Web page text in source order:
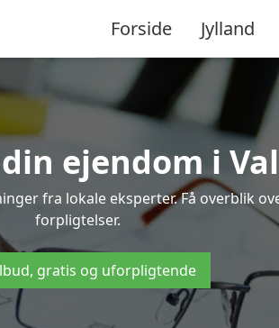
Forside Jylland
ejendom i
fra lokale eksperter. Få overblik
forpligtelser.
gratis og uforpligtende